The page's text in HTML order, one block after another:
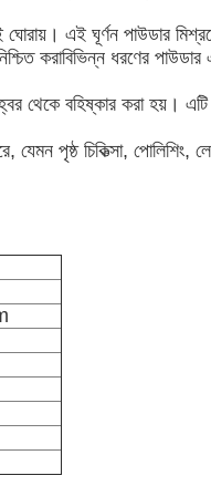
ঘোরায়। এই ঘূর্ণন পাউডার
করাবিভিন্ন ধরণের
থেকে বহিষ্কার করা হয়। এটি
পৃষ্ঠ চিকিত্সা, পোলিশিং,